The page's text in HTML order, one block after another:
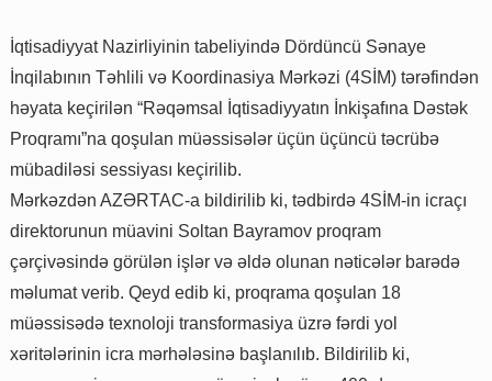
İqtisadiyyat Nazirliyinin tabeliyində Dördüncü Sənaye
İnqilabının Təhlili və Koordinasiya Mərkəzi (4SİM) tərəfindən
həyata keçirilən “Rəqəmsal İqtisadiyyatın İnkişafına Dəstək
Proqramı”na qoşulan müəssisələr üçün üçüncü təcrübə
mübadiləsi sessiyası keçirilib.
Mərkəzdən AZƏRTAC-a bildirilib ki, tədbirdə 4SİM-in icraçı
direktorunun müavini Soltan Bayramov proqram
çərçivəsində görülən işlər və əldə olunan nəticələr barədə
məlumat verib. Qeyd edib ki, proqrama qoşulan 18
müəssisədə texnoloji transformasiya üzrə fərdi yol
xəritələrinin icra mərhələsinə başlanılıb. Bildirilib ki,